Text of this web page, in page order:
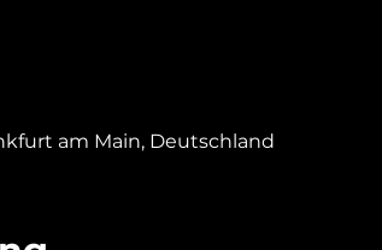
am Main, Deutschland